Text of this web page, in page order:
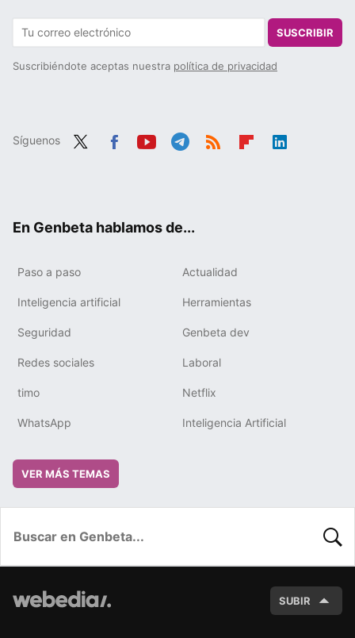
SUSCRIBIR
Suscribiéndote aceptas nuestra política de privacidad
Síguenos
En Genbeta hablamos de...
Paso a paso Actualidad
Inteligencia artificial Herramientas
Seguridad Genbeta dev
Redes sociales Laboral
timo Netflix
WhatsApp Inteligencia Artificial
VER MÁS TEMAS
SUBIR